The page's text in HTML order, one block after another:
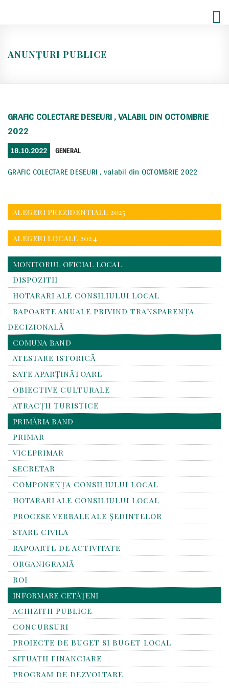
ANUNȚURI PUBLICE
GRAFIC COLECTARE DESEURI , VALABIL DIN OCTOMBRIE
2022
POSTED
ON
18.10.2022 CATEGORIES
GENERAL
GRAFIC COLECTARE DESEURI , valabil din OCTOMBRIE 2022
ALEGERI PREZIDENTIALE 2025
ALEGERI LOCALE 2024
MONITORUL OFICIAL LOCAL
DISPOZITII
HOTARARI ALE CONSILIULUI LOCAL
RAPOARTE ANUALE PRIVIND TRANSPARENŢA
DECIZIONALĂ
COMUNA BAND
ATESTARE ISTORICĂ
SATE APARȚINĂTOARE
OBIECTIVE CULTURALE
ATRACȚII TURISTICE
PRIMĂRIA BAND
PRIMAR
VICEPRIMAR
SECRETAR
COMPONENȚA CONSILIULUI LOCAL
HOTARARI ALE CONSILIULUI LOCAL
PROCESE VERBALE ALE ȘEDINTELOR
STARE CIVILA
RAPOARTE DE ACTIVITATE
ORGANIGRAMĂ
ROI
INFORMARE CETĂȚENI
ACHIZITII PUBLICE
CONCURSURI
PROIECTE DE BUGET SI BUGET LOCAL
SITUATII FINANCIARE
PROGRAM DE DEZVOLTARE